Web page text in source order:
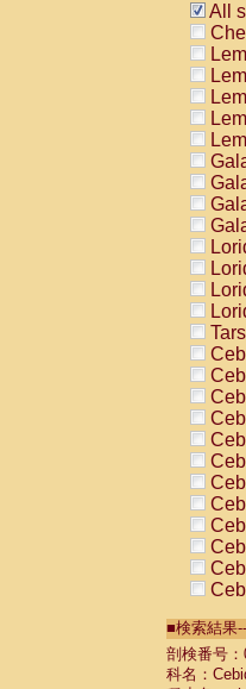
All
■検索結果
剖検番号
科名：